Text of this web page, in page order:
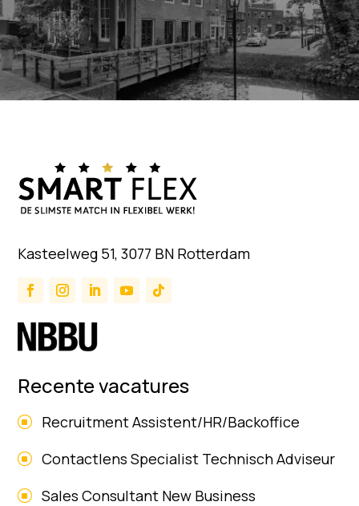
Kasteelweg 51, 3077 BN Rotterdam
Recente vacatures
Recruitment Assistent/HR/Backoffice
Contactlens Specialist Technisch Adviseur
Sales Consultant New Business